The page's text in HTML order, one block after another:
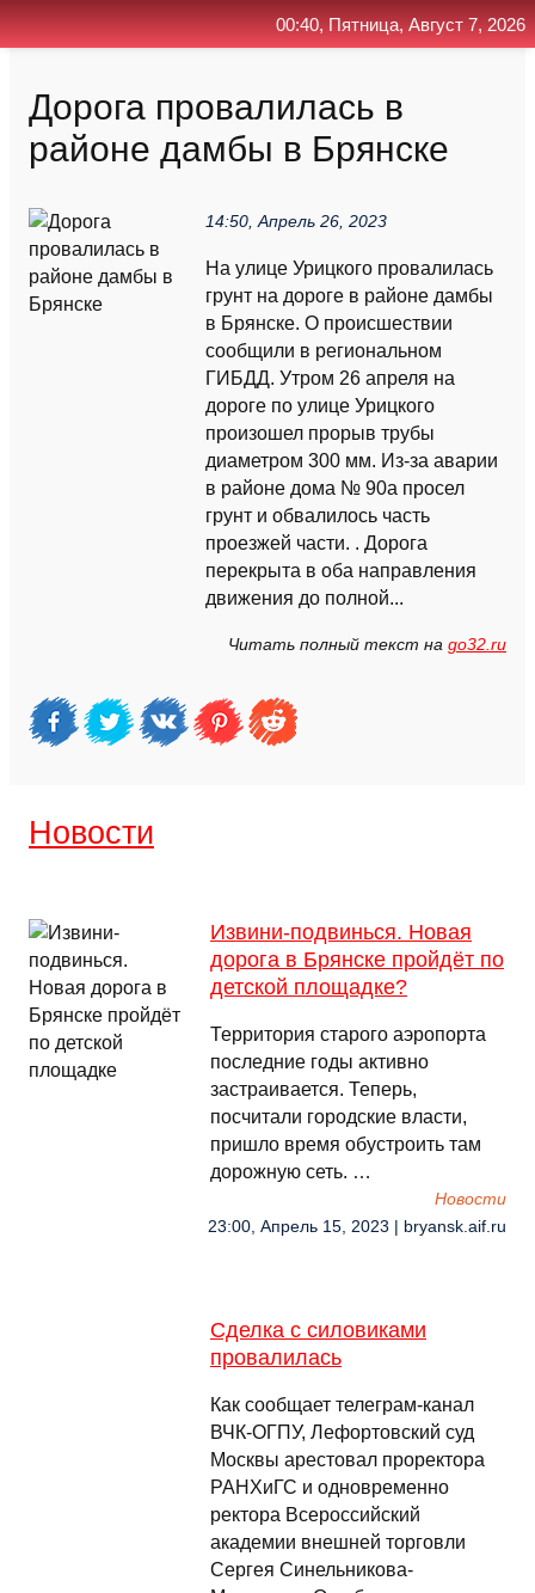
Дорога провалилась в
районе дамбы в Брянске
14:50, Апрель 26, 2023
На улице Урицкого провалилась
грунт на дороге в районе дамбы
в Брянске. О происшествии
сообщили в региональном
ГИБДД. Утром 26 апреля на
дороге по улице Урицкого
произошел прорыв трубы
диаметром 300 мм. Из-за аварии
в районе дома № 90а просел
грунт и обвалилось часть
проезжей части. . Дорога
перекрыта в оба направления
движения до полной...
Читать полный текст на go32.ru
Новости
Извини-подвинься. Новая
дорога в Брянске пройдёт по
детской площадке?
Территория старого аэропорта
последние годы активно
застраивается. Теперь,
посчитали городские власти,
пришло время обустроить там
дорожную сеть. …
Новости
23:00, Апрель 15, 2023 | bryansk.aif.ru
Сделка с силовиками
провалилась
Как сообщает телеграм-канал
ВЧК-ОГПУ, Лефортовский суд
Москвы арестовал проректора
РАНХиГС и одновременно
ректора Всероссийский
академии внешней торговли
Сергея Синельникова-
00:40, Пятница, Август 7, 2026